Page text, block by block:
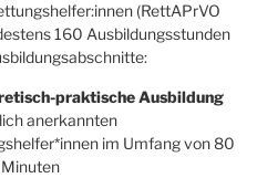
(RettAPrVO
160 Ausbildungsstunden
praktische Ausbildung
anerkannten
im Umfang von 80